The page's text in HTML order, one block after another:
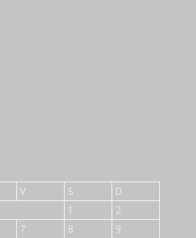
V S
D
1
2
7 8 9